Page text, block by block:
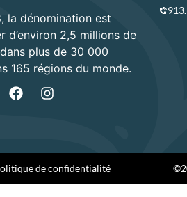
la dénomination est
d’environ 2,5 millions de
plus de 30 000
165 régions du monde.
de confidentialité